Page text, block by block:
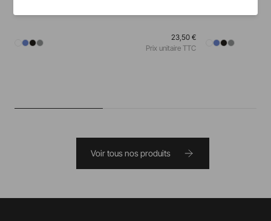
23,50 €
Prix unitaire TTC
Voir tous nos produits